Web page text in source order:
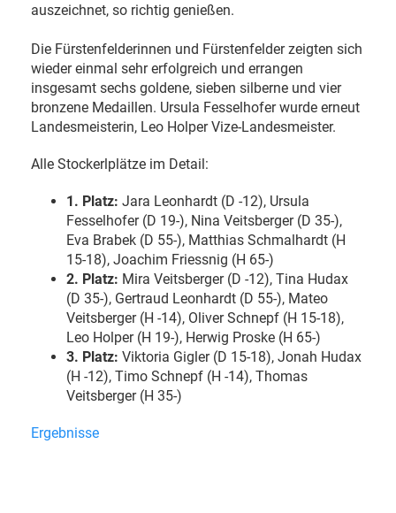
auszeichnet, so richtig genießen.
Die Fürstenfelderinnen und Fürstenfelder zeigten sich
wieder einmal sehr erfolgreich und errangen
insgesamt sechs goldene, sieben silberne und vier
bronzene Medaillen. Ursula Fesselhofer wurde erneut
Landesmeisterin, Leo Holper Vize-Landesmeister.
Alle Stockerlplätze im Detail:
1. Platz: Jara Leonhardt (D -12), Ursula
Fesselhofer (D 19-), Nina Veitsberger (D 35-),
Eva Brabek (D 55-), Matthias Schmalhardt (H
15-18), Joachim Friessnig (H 65-)
2. Platz: Mira Veitsberger (D -12), Tina Hudax
(D 35-), Gertraud Leonhardt (D 55-), Mateo
Veitsberger (H -14), Oliver Schnepf (H 15-18),
Leo Holper (H 19-), Herwig Proske (H 65-)
3. Platz: Viktoria Gigler (D 15-18), Jonah Hudax
(H -12), Timo Schnepf (H -14), Thomas
Veitsberger (H 35-)
Ergebnisse